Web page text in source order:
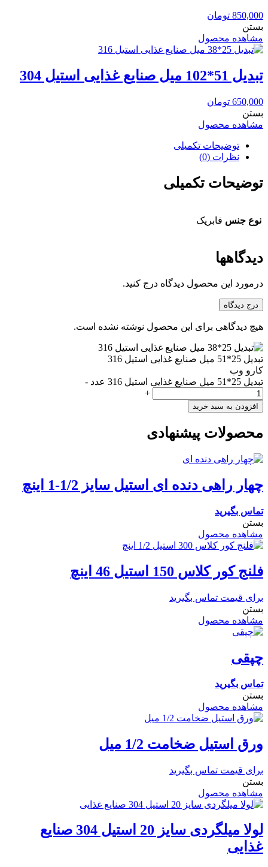
850,000 تومان
بستن
مشاهده محصول
تبدیل 51*102 میل صنایع غذایی استیل 304
650,000 تومان
بستن
مشاهده محصول
توضیحات تکمیلی
نظرات (0)
توضیحات تکمیلی
نوع جنس فابریک
دیدگاهها
درمورد این محصول دیدگاه درج کنید.
درج دیدگاه
هیچ دیدگاهی برای این محصول نوشته نشده است.
تبدیل 25*51 میل صنایع غذایی استیل 316
کارو وب
تبدیل 25*51 میل صنایع غذایی استیل 316 عدد
-
+
افزودن به سبد خرید
محصولات پیشنهادی
چهار راهی دنده ای استیل سایز 1/2-1 اینچ
تماس بگیرید
بستن
مشاهده محصول
فلنج کور کلاس 150 استیل 46 اینچ
برای قیمت تماس بگیرید
بستن
مشاهده محصول
چپقی
تماس بگیرید
بستن
مشاهده محصول
ورق استیل ضخامت 1/2 میل
برای قیمت تماس بگیرید
بستن
مشاهده محصول
لولا میلگردی سایز 20 استیل 304 صنایع
غذایی